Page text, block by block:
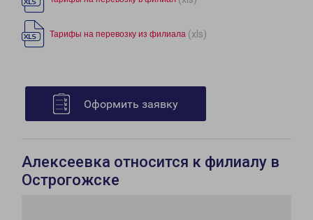
Тарифы на перевозку из филиала (xls)
Оформить заявку
Алексеевка относится к филиалу в
Острогожске